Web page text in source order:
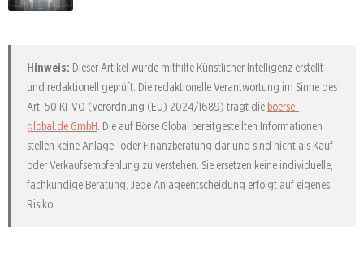
Hinweis: Dieser Artikel wurde mithilfe Künstlicher Intelligenz erstellt
und redaktionell geprüft. Die redaktionelle Verantwortung im Sinne des
Art. 50 KI-VO (Verordnung (EU) 2024/1689) trägt die boerse-
global.de GmbH . Die auf Börse Global bereitgestellten Informationen
stellen keine Anlage- oder Finanzberatung dar und sind nicht als Kauf-
oder Verkaufsempfehlung zu verstehen. Sie ersetzen keine individuelle,
fachkundige Beratung. Jede Anlageentscheidung erfolgt auf eigenes
Risiko.